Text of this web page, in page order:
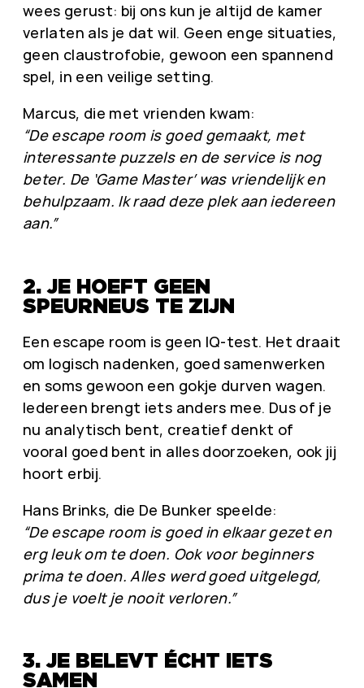
wees gerust: bij ons kun je altijd de kamer
verlaten als je dat wil. Geen enge situaties,
geen claustrofobie, gewoon een spannend
spel, in een veilige setting.
Marcus, die met vrienden kwam:
“De escape room is goed gemaakt, met
interessante puzzels en de service is nog
beter. De ‘Game Master’ was vriendelijk en
behulpzaam. Ik raad deze plek aan iedereen
aan.”
2. JE HOEFT GEEN
SPEURNEUS TE ZIJN
Een escape room is geen IQ-test. Het draait
om logisch nadenken, goed samenwerken
en soms gewoon een gokje durven wagen.
Iedereen brengt iets anders mee. Dus of je
nu analytisch bent, creatief denkt of
vooral goed bent in alles doorzoeken, ook jij
hoort erbij.
Hans Brinks, die De Bunker speelde:
“De escape room is goed in elkaar gezet en
erg leuk om te doen. Ook voor beginners
prima te doen. Alles werd goed uitgelegd,
dus je voelt je nooit verloren.”
3. JE BELEVT ÉCHT IETS
SAMEN